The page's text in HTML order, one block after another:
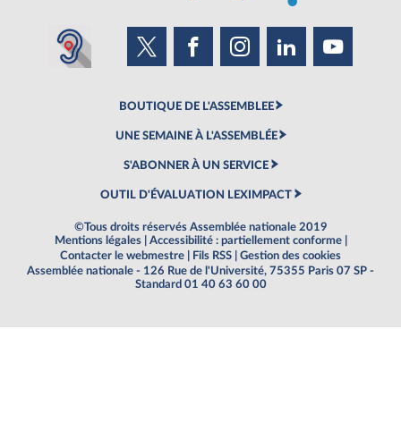
BOUTIQUE DE L'ASSEMBLEE
UNE SEMAINE À L'ASSEMBLÉE
S'ABONNER À UN SERVICE
OUTIL D'ÉVALUATION LEXIMPACT
©Tous droits réservés Assemblée nationale 2019
Mentions légales
Accessibilité : partiellement conforme
Contacter le webmestre
Fils RSS
Gestion des cookies
Assemblée nationale - 126 Rue de l'Université, 75355 Paris 07 SP -
Standard 01 40 63 60 00